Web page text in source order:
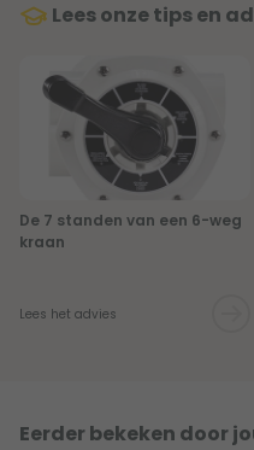
Lees onze tips en
De 7 standen van een 6-weg
kraan
Lees het advies
Eerder bekeken door